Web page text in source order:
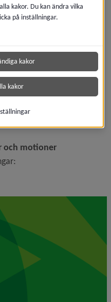
Rådhusesplanaden 6A
tjuavvuot!
och motioner
kakor. Du kan ändra vilka
på inställningar.
kakor
kakor